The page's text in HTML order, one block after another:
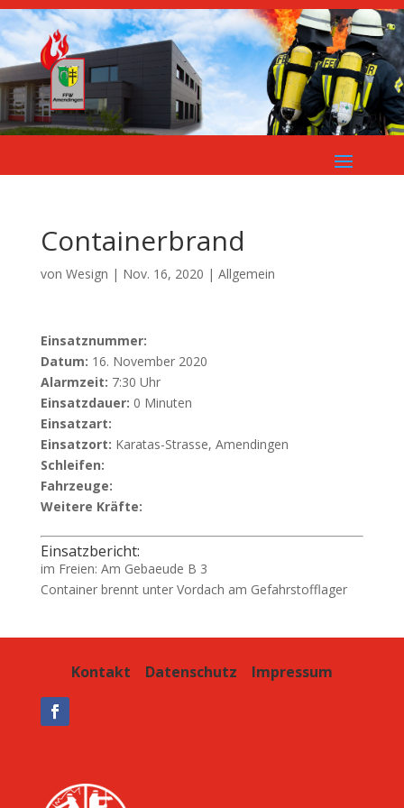
Containerbrand
von Wesign | Nov. 16, 2020 | Allgemein
Einsatznummer:
Datum: 16. November 2020
Alarmzeit: 7:30 Uhr
Einsatzdauer: 0 Minuten
Einsatzart:
Einsatzort: Karatas-Strasse, Amendingen
Schleifen:
Fahrzeuge:
Weitere Kräfte:
Einsatzbericht:
im Freien: Am Gebaeude B 3
Container brennt unter Vordach am Gefahrstofflager
Kontakt Datenschutz Impressum